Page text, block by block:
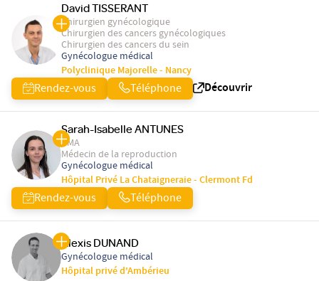
David TISSERANT
Chirurgien gynécologique
Chirurgien des cancers gynécologiques
Chirurgien des cancers du sein
Gynécologue médical
Polyclinique Majorelle - Nancy
Rendez-vous Téléphone Découvrir
Sarah-Isabelle ANTUNES
PMA
Médecin de la reproduction
Gynécologue médical
Hôpital Privé La Chataigneraie - Clermont Fd
Rendez-vous Téléphone
Alexis DUNAND
Gynécologue médical
Hôpital privé d'Ambérieu